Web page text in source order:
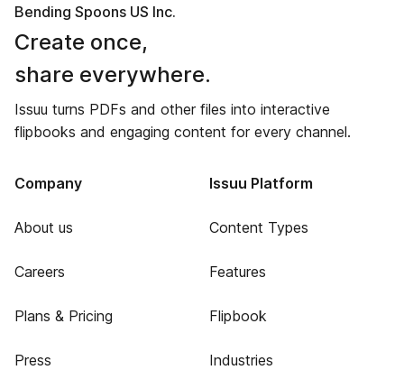
Bending Spoons US Inc.
Create once,
share everywhere.
Issuu turns PDFs and other files into interactive
flipbooks and engaging content for every channel.
Company
About us
Careers
Plans & Pricing
Press
Issuu Platform
Content Types
Features
Flipbook
Industries